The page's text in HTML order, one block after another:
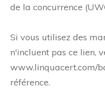
de la concurrence
Si vous utilisez des
n'incluent pas ce lien,
www.linquacert.com/
référence.